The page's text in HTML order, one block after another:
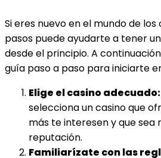
Si eres nuevo en el mundo de
pasos puede ayudarte a tener
desde el principio. A
guía paso a paso para iniciarte
Elige el casino adecuado:
selecciona un casino que
más te interesen y que sea
reputación.
Familiarízate con las